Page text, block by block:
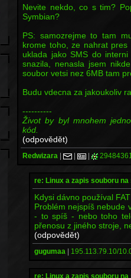
Nevite nekdo, co s tim?
Symbian?
PS: samozrejme to tam
krome toho, ze nahrat
uklada jako SMS do
snazila, nenasla jsem
soubor vetsi nez 6MB tam
Budu vdecna za jakoukoliv
----------
Život by byl mnohem
kód.
(odpovědět)
Redwizara | | |
re: Linux a zapis souboru
Kdysi dávno používal
Problém nejspíš nebude
- to spíš - nebo toho
přenosu z jiného stroje,
(odpovědět)
gugumaa | 195.113.79.10/
re: Linux a zapis souboru